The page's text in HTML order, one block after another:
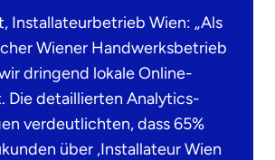
Installateurbetrieb Wien: „Als
Wiener Handwerksbetrieb
dringend lokale Online-
Die detaillierten Analytics-
verdeutlichten, dass 65%
über ‚Installateur Wien